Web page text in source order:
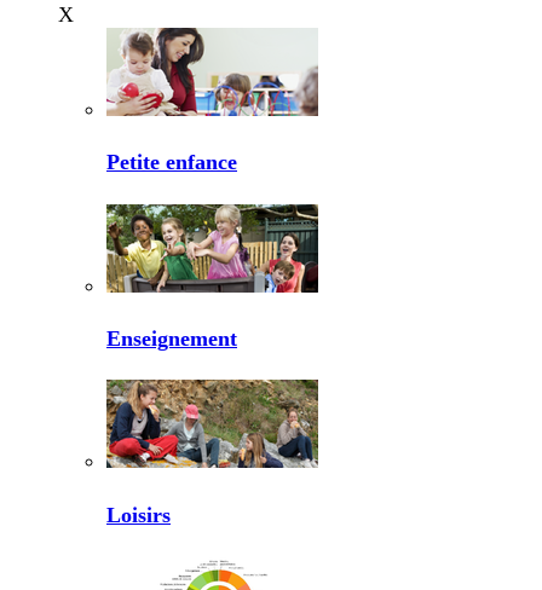
X
Petite enfance
Enseignement
Loisirs